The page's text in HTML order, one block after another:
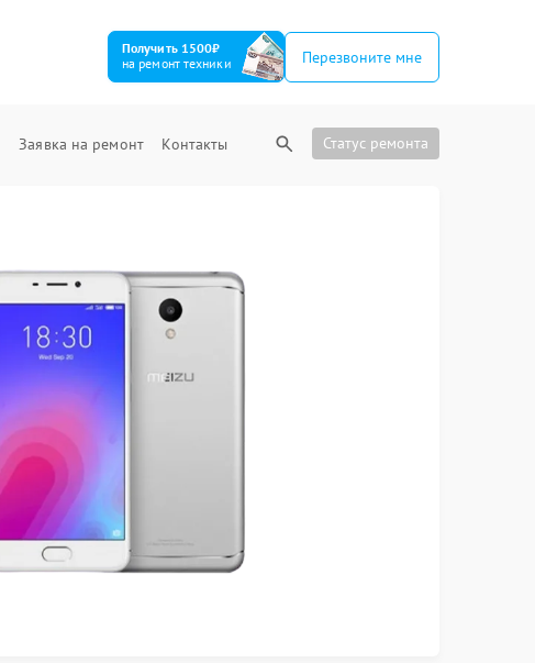
Получить 1500₽
на ремонт техники
Перезвоните мне
Заявка на ремонт Контакты Статус ремонта